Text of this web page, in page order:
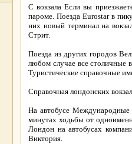
С вокзала Если вы
пароме. ПоездаEurostarв
них новый терминал на
Стрит.
Поезда из других городов
любом случае все столичные
Туристические справочные
Справочная лондонских
На автобусе Международные
минутах ходьбы от
Лондон на автобусах
Виктория.